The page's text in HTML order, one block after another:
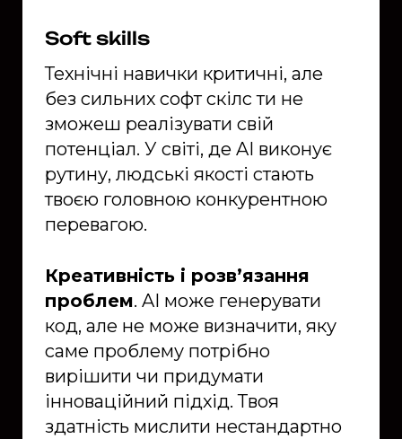
Soft skills
Технічні навички критичні, але
без сильних софт скілс ти не
зможеш реалізувати свій
потенціал. У світі, де AI виконує
рутину, людські якості стають
твоєю головною конкурентною
перевагою.
Креативність і розв’язання
проблем. AI може генерувати
код, але не може визначити, яку
саме проблему потрібно
вирішити чи придумати
інноваційний підхід. Твоя
здатність мислити нестандартно